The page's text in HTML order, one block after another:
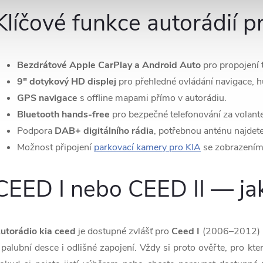
funkce autorádií
Bezdrátové Apple CarPlay a Android Auto pro propojení
9" dotykový HD displej pro přehledné ovládání navigace,
GPS navigace s offline mapami přímo v autorádiu.
Bluetooth hands-free pro bezpečné telefonování za
Podpora DAB+ digitálního rádia, potřebnou anténu
Možnost připojení parkovací kamery pro KIA se
I nebo CEED II —
kia ceed je dostupné zvlášť pro Ceed I (2006–2012)
desce i odlišné zapojení. Vždy si proto ověřte, pro